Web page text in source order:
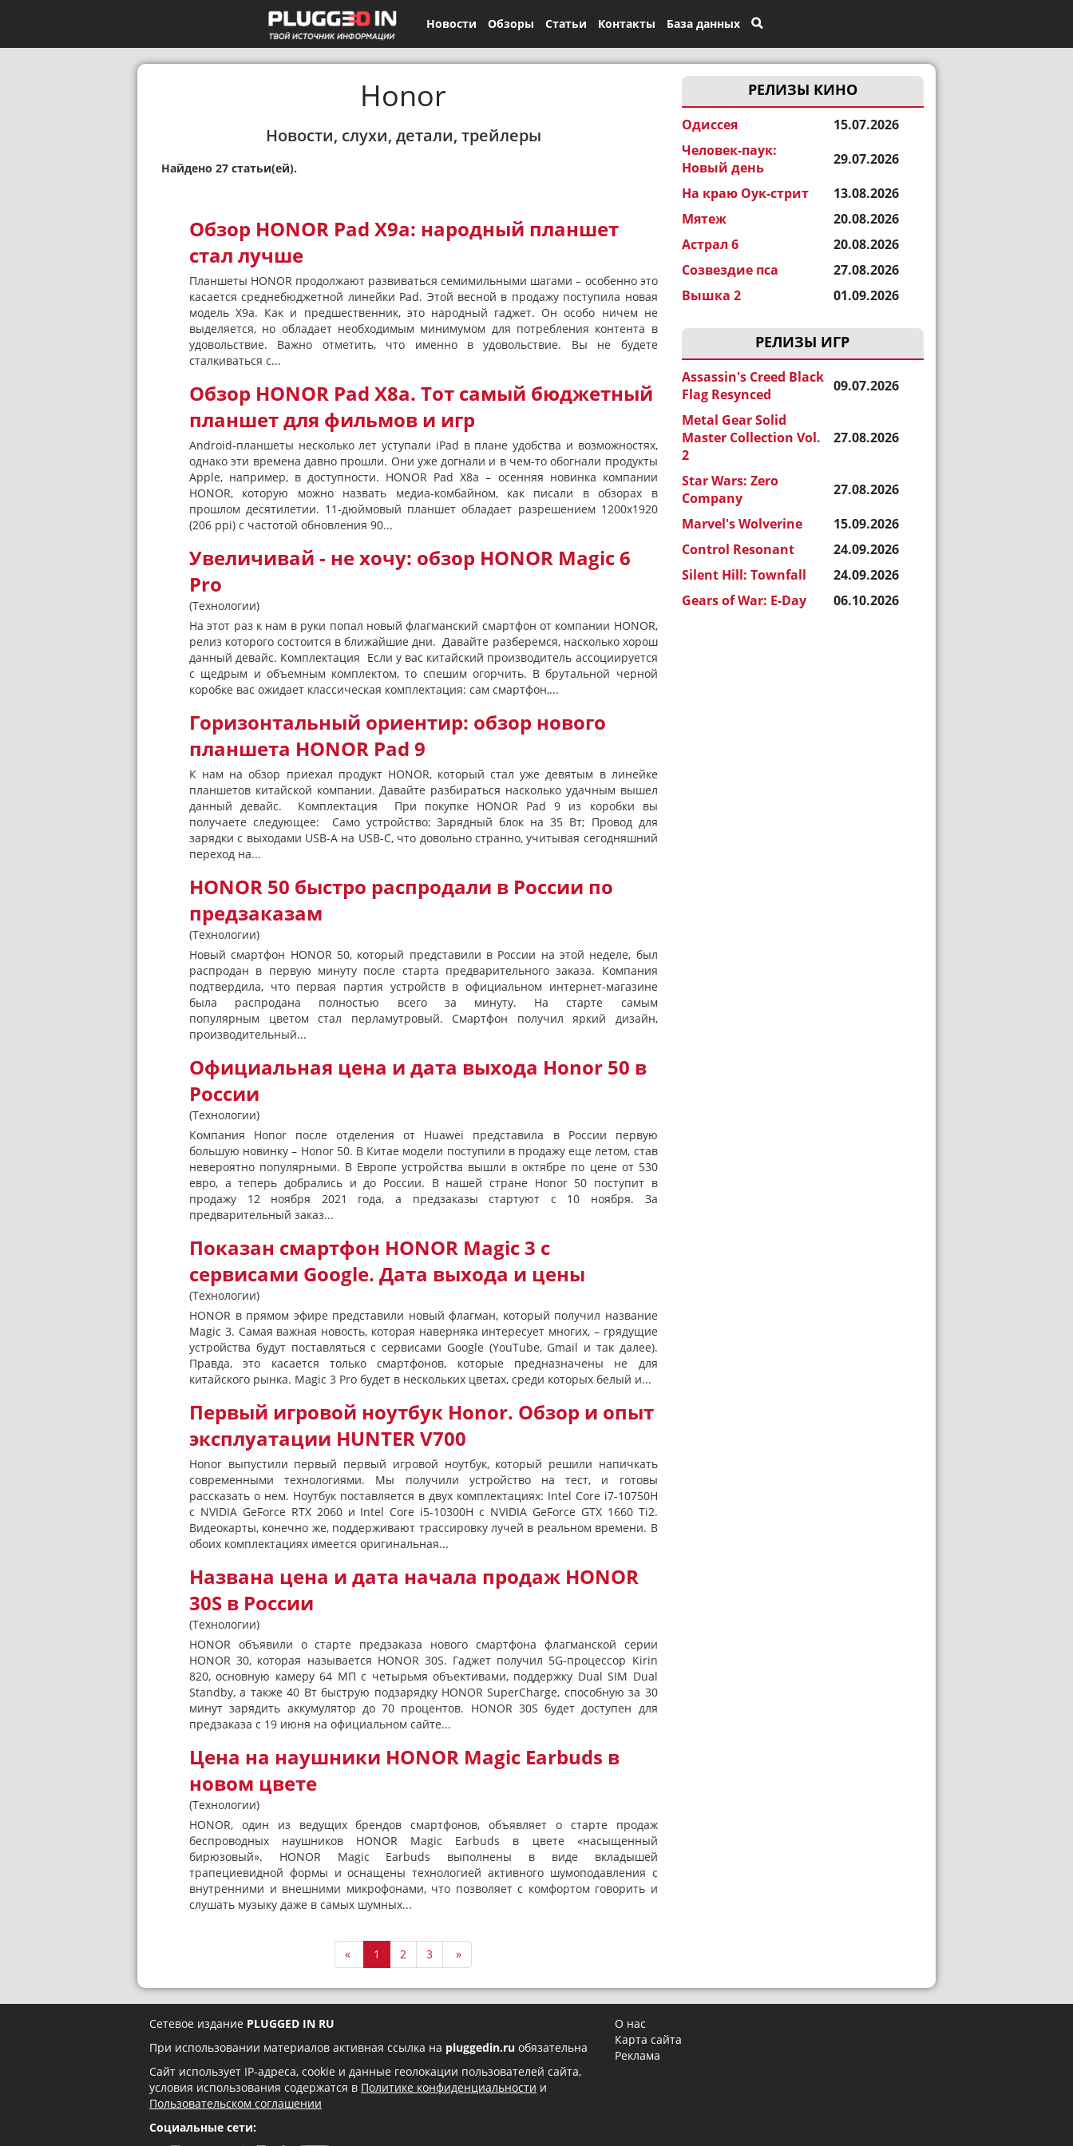
Новости Обзоры Статьи Контакты База данных
РЕЛИЗЫ КИНО
Одиссея
15.07.2026
Человек-паук:
Новый день
29.07.2026
На краю Оук-стрит
13.08.2026
Мятеж
20.08.2026
Астрал 6
20.08.2026
Созвездие пса
27.08.2026
Вышка 2
01.09.2026
РЕЛИЗЫ ИГР
Assassin's Creed Black
Flag Resynced
09.07.2026
Metal Gear Solid
Master Collection Vol.
2
27.08.2026
Star Wars: Zero
Company
27.08.2026
Marvel's Wolverine
15.09.2026
Control Resonant
24.09.2026
Silent Hill: Townfall
24.09.2026
Gears of War: E-Day
06.10.2026
Honor
Новости, слухи, детали, трейлеры
Найдено 27 статьи(ей).
Обзор HONOR Pad X9a: народный планшет
стал лучше
Планшеты HONOR продолжают развиваться семимильными шагами – особенно это
касается среднебюджетной линейки Pad. Этой весной в продажу поступила новая
модель X9a. Как и предшественник, это народный гаджет. Он особо ничем не
выделяется, но обладает необходимым минимумом для потребления контента в
удовольствие. Важно отметить, что именно в удовольствие. Вы не будете
сталкиваться с...
Обзор HONOR Pad X8a. Тот самый бюджетный
планшет для фильмов и игр
Android-планшеты несколько лет уступали iPad в плане удобства и возможностях,
однако эти времена давно прошли. Они уже догнали и в чем-то обогнали продукты
Apple, например, в доступности. HONOR Pad X8a – осенняя новинка компании
HONOR, которую можно назвать медиа-комбайном, как писали в обзорах в
прошлом десятилетии. 11-дюймовый планшет обладает разрешением 1200x1920
(206 ppi) с частотой обновления 90...
Увеличивай - не хочу: обзор HONOR Magic 6
Pro
(Технологии)
На этот раз к нам в руки попал новый флагманский смартфон от компании HONOR,
релиз которого состоится в ближайшие дни. Давайте разберемся, насколько хорош
данный девайс. Комплектация Если у вас китайский производитель ассоциируется
с щедрым и объемным комплектом, то спешим огорчить. В брутальной черной
коробке вас ожидает классическая комплектация: сам смартфон,...
Горизонтальный ориентир: обзор нового
планшета HONOR Pad 9
К нам на обзор приехал продукт HONOR, который стал уже девятым в линейке
планшетов китайской компании. Давайте разбираться насколько удачным вышел
данный девайс. Комплектация При покупке HONOR Pad 9 из коробки вы
получаете следующее: Само устройство; Зарядный блок на 35 Вт; Провод для
зарядки с выходами USB-A на USB-C, что довольно странно, учитывая сегодняшний
переход на...
HONOR 50 быстро распродали в России по
предзаказам
(Технологии)
Новый смартфон HONOR 50, который представили в России на этой неделе, был
распродан в первую минуту после старта предварительного заказа. Компания
подтвердила, что первая партия устройств в официальном интернет-магазине
была распродана полностью всего за минуту. На старте самым
популярным цветом стал перламутровый. Смартфон получил яркий дизайн,
производительный...
Официальная цена и дата выхода Honor 50 в
России
(Технологии)
Компания Honor после отделения от Huawei представила в России первую
большую новинку – Honor 50. В Китае модели поступили в продажу еще летом, став
невероятно популярными. В Европе устройства вышли в октябре по цене от 530
евро, а теперь добрались и до России. В нашей стране Honor 50 поступит в
продажу 12 ноября 2021 года, а предзаказы стартуют с 10 ноября. За
предварительный заказ...
Показан смартфон HONOR Magic 3 с
сервисами Google. Дата выхода и цены
(Технологии)
HONOR в прямом эфире представили новый флагман, который получил название
Magic 3. Самая важная новость, которая наверняка интересует многих, – грядущие
устройства будут поставляться с сервисами Google (YouTube, Gmail и так далее).
Правда, это касается только смартфонов, которые предназначены не для
китайского рынка. Magic 3 Pro будет в нескольких цветах, среди которых белый и...
Первый игровой ноутбук Honor. Обзор и опыт
эксплуатации HUNTER V700
Honor выпустили первый первый игровой ноутбук, который решили напичкать
современными технологиями. Мы получили устройство на тест, и готовы
рассказать о нем. Ноутбук поставляется в двух комплектациях: Intel Core i7-10750H
с NVIDIA GeForce RTX 2060 и Intel Core i5-10300H с NVIDIA GeForce GTX 1660 Ti2.
Видеокарты, конечно же, поддерживают трассировку лучей в реальном времени. В
обоих комплектациях имеется оригинальная...
Названа цена и дата начала продаж HONOR
30S в России
(Технологии)
HONOR объявили о старте предзаказа нового смартфона флагманской серии
HONOR 30, которая называется HONOR 30S. Гаджет получил 5G-процессор Kirin
820, основную камеру 64 МП с четырьмя объективами, поддержку Dual SIM Dual
Standby, а также 40 Вт быструю подзарядку HONOR SuperCharge, способную за 30
минут зарядить аккумулятор до 70 процентов. HONOR 30S будет доступен для
предзаказа с 19 июня на официальном сайте...
Цена на наушники HONOR Magic Earbuds в
новом цвете
(Технологии)
HONOR, один из ведущих брендов смартфонов, объявляет о старте продаж
беспроводных наушников HONOR Magic Earbuds в цвете «насыщенный
бирюзовый». HONOR Magic Earbuds выполнены в виде вкладышей
трапециевидной формы и оснащены технологией активного шумоподавления с
внутренними и внешними микрофонами, что позволяет с комфортом говорить и
слушать музыку даже в самых шумных...
« 1 2 3 »
Сетевое издание PLUGGED IN RU
При использовании материалов активная ссылка на pluggedin.ru обязательна
Сайт использует IP-адреса, cookie и данные геолокации пользователей сайта,
условия использования содержатся в Политике конфиденциальности и
Пользовательском соглашении
Социальные сети:
О нас
Карта сайта
Реклама